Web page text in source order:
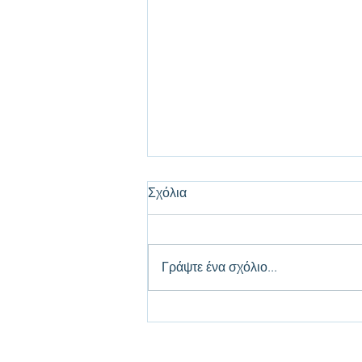
Ανακαλύψτε Υποστήριξη για
Σχόλια
Γράψτε ένα σχόλιο...